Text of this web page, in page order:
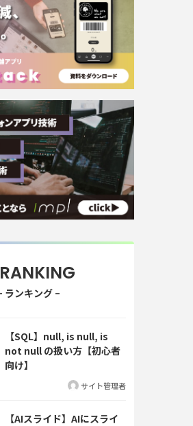
RANKING
【SQL】null, is null, is
not null の扱い方【初心者
向け】
サイト管理者
【AIスライド】AIにスライ